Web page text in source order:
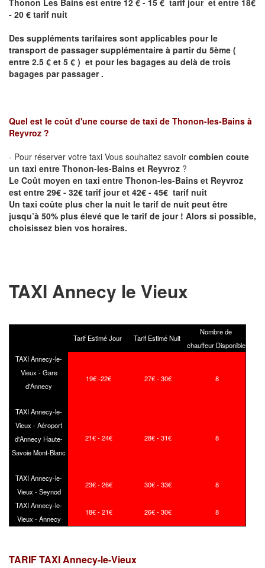
- 20 € tarif nuit
Des suppléments tarifaires sont applicables pour le
transport de passager supplémentaire à partir du 5ème (
entre 2.5 € et 5 € ) et pour les bagages au delà de trois
bagages par passager .
Quel est le coût d'une course de taxi de Thonon-les-Bains à
Reyvroz ?
- Pour réserver votre taxi Vous souhaitez savoir combien coute
un taxi entre Thonon-les-Bains et Reyvroz ?
Le Coût moyen en taxi entre Thonon-les-Bains et Reyvroz
est entre 29€ - 32€ tarif jour et 42€ - 45€ tarif nuit
Un taxi coûte plus cher la nuit le tarif de nuit peut être
jusqu’à 50% plus élevé que le tarif de jour ! Alors si possible,
choisissez bien vos horaires.
TAXI Annecy le Vieux
Tarif Estimé Jour Tarif Estimé Nuit
Nombre de
chauffeur Disponible
TAXI Annecy-le-
Vieux - Gare
d'Annecy
19€ -22€ 27€ - 30€ 8
TAXI Annecy-le-
Vieux - Aéroport
d'Annecy Haute-
Savoie Mont-Blanc
21€ - 24€ 28€ - 31€ 8
TAXI Annecy-le-
Vieux - Seynod
23€ - 26€ 30€ - 33€ 8
TAXI Annecy-le-
Vieux - Annecy
18€ - 21€ 26€ - 30€ 8
TARIF TAXI Annecy-le-Vieux